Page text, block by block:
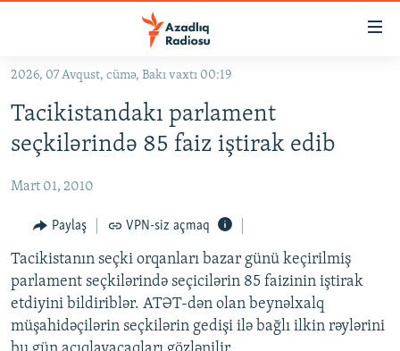
Əsas
qayıt
Əsas
naviqasiyaya
qayıt
KORRUPSIOMETR
#ƏSLINDƏ
FƏRQƏ BAX
QANUNI DOĞRU
ARAŞDIRMA
MULTIMEDIA
2026, 07 Avqust, cümə, Bakı vaxtı 00:19
Tacikistandakı parlament
seçkilərində 85 faiz iştirak edib
Mart 01, 2010
Paylaş VPN-siz açmaq
Tacikistanın seçki orqanları bazar günü keçirilmiş
parlament seçkilərində seçicilərin 85 faizinin iştirak
etdiyini bildiriblər. ATƏT-dən olan beynəlxalq
müşahidəçilərin seçkilərin gedişi ilə bağlı ilkin rəylərini